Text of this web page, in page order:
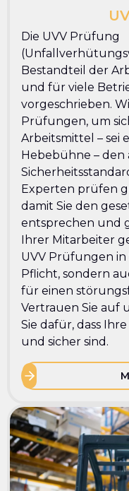
Die UVV Prüfung
Bestandteil der
und für viele
vorgeschrieben.
Prüfungen, um
Arbeitsmittel – sei
Hebebühne –
Experten prüfen
damit Sie den
entsprechen und
Ihrer Mitarbeiter
UVV Prüfungen
Pflicht, sondern
für einen
Vertrauen Sie auf
Sie dafür, dass
und sicher sind.